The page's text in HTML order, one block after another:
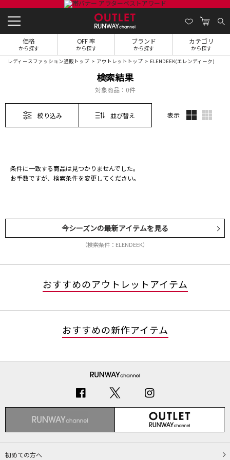
価格
から探す
OFF 率
から探す
ブランド
から探す
カテゴリ
から探す
レディースファッション通販トップ アウトレットトップ ELENDEEK(エレンディーク)
検索結果
対象商品： 0件
絞り込み 並び替え 表示
条件に一致する商品は見つかりませんでした。
お手数ですが、検索条件を変更してください。
今シーズンの最新アイテムを見る
（検索条件：ELENDEEK）
おすすめのアウトレットアイテム
おすすめの新作アイテム
初めての方へ